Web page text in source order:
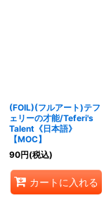
(FOIL)(フルアート)テフ
ェリーの才能/Teferi's
Talent《日本語》
【MOC】
90円(税込)
カートに入れる